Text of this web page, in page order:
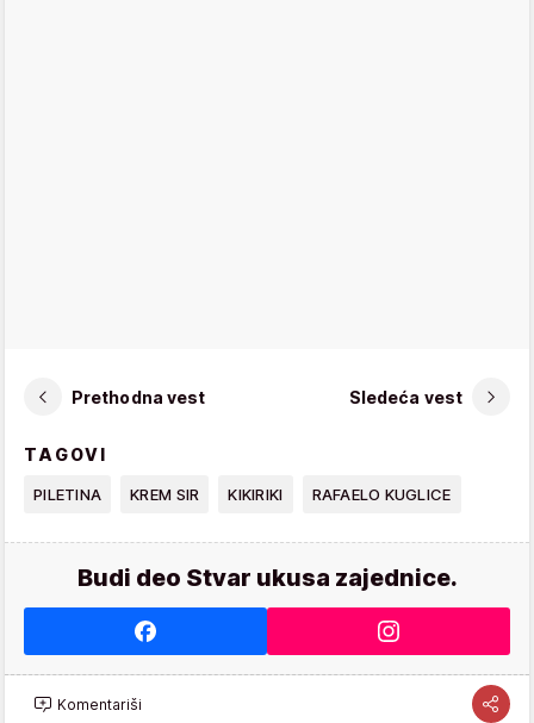
Prethodna vest Sledeća vest
TAGOVI
PILETINA KREM SIR KIKIRIKI RAFAELO KUGLICE
Budi deo Stvar ukusa zajednice.
Komentariši